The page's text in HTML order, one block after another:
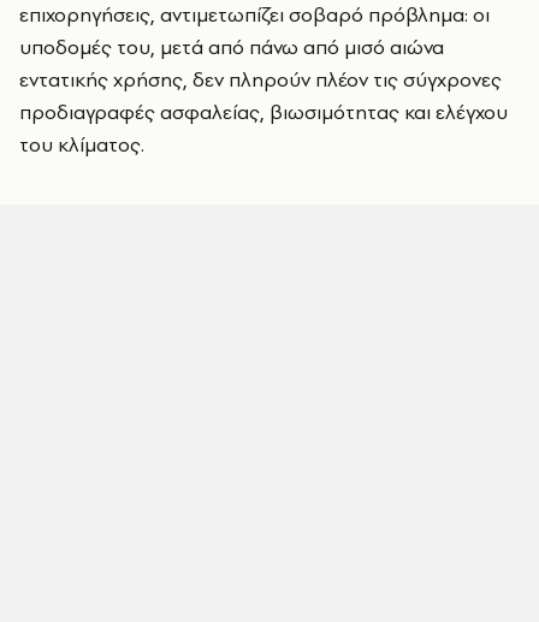
επιχορηγήσεις, αντιμετωπίζει σοβαρό πρόβλημα: οι
υποδομές του, μετά από πάνω από μισό αιώνα
εντατικής χρήσης, δεν πληρούν πλέον τις σύγχρονες
προδιαγραφές ασφαλείας, βιωσιμότητας και ελέγχου
του κλίματος.